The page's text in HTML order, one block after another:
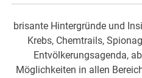
brisante Hintergründe und
Krebs, Chemtrails,
Entvölkerungsagenda,
Möglichkeiten in allen